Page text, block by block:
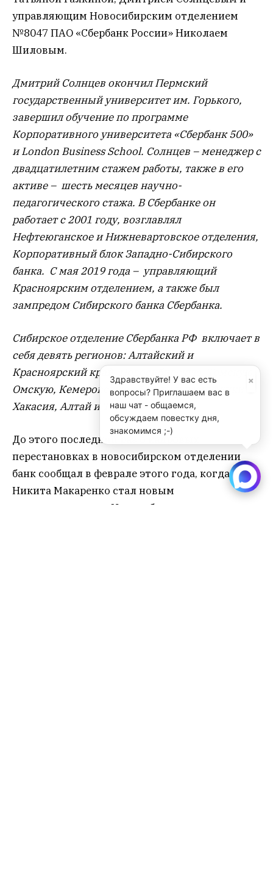
управляющим Новосибирским отделением
№8047 ПАО «Сбербанк России» Николаем
Шиловым.
Дмитрий Солнцев окончил Пермский
государственный университет им. Горького,
завершил обучение по программе
Корпоративного университета «Сбербанк 500»
и London Business School. Солнцев – менеджер с
двадцатилетним стажем работы, также в его
активе – шесть месяцев научно-
педагогического стажа. В Сбербанке он
работает с 2001 году, возглавлял
Нефтеюганское и Нижневартовское отделения,
Корпоративный блок Западно-Сибирского
банка. С мая 2019 года – управляющий
Красноярским отделением, а также был
зампредом Сибирского банка Сбербанка.
Сибирское отделение Сбербанка РФ включает в
себя девять регионов: Алтайский и
Красноярский край, Новосибирскую, Томскую,
Омскую, Кемеровскую области и республики
Хакасия, Алтай и Тыву.
До этого последний раз о кадровых
перестановках в новосибирском отделении
банк сообщал в феврале этого года, когда
Никита Макаренко стал новым
замуправляющего Новосибирским
×
Здравствуйте! У вас есть
вопросы? Приглашаем вас в
наш чат - общаемся,
обсуждаем повестку дня,
знакомимся ;-)